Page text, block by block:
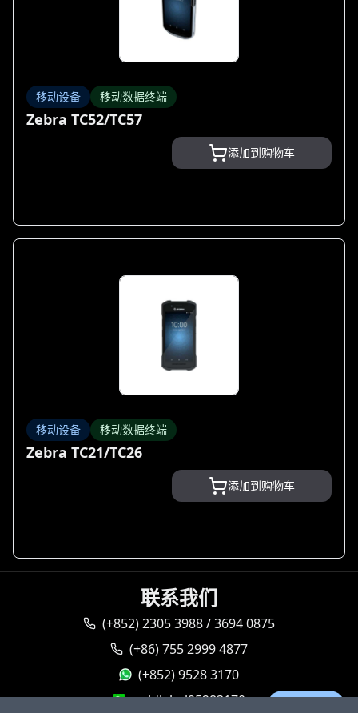
移动设备 移动数据终端
Zebra TC52/TC57
添加到购物车
移动设备 移动数据终端
Zebra TC21/TC26
添加到购物车
联系我们
(+852) 2305 3988 / 3694 0875
(+86) 755 2999 4877
(+852) 9528 3170
goldlabel95283170